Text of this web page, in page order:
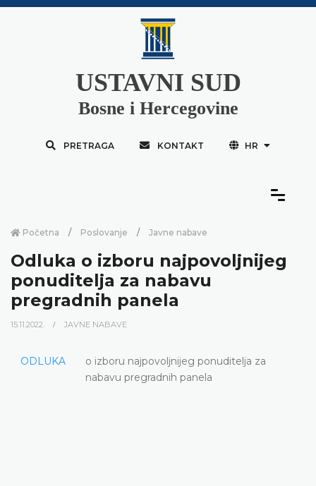
USTAVNI SUD
Bosne i Hercegovine
PRETRAGA KONTAKT HR
Početna Poslovanje Javne nabave
Odluka o izboru najpovoljnijeg
ponuditelja za nabavu
pregradnih panela
15.11.2022. JAVNE NABAVE
ODLUKA
o izboru najpovoljnijeg ponuditelja za
nabavu pregradnih panela